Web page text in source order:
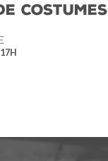
COSTUMES